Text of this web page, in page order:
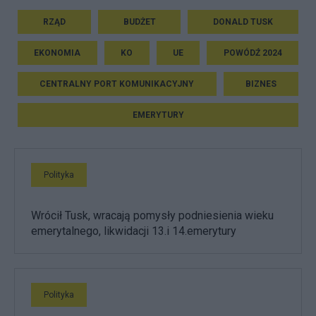
RZĄD BUDŻET DONALD TUSK
EKONOMIA KO UE POWÓDŹ 2024
CENTRALNY PORT KOMUNIKACYJNY BIZNES
EMERYTURY
Polityka
Wrócił Tusk, wracają pomysły podniesienia wieku
emerytalnego, likwidacji 13.i 14.emerytury
Polityka